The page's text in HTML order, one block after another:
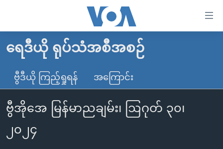
လွယ်ကူ
သည့်
Link
များ
ပင်မ
မူလစာမျက်နှာ
မြန်မာ
ကမ္ဘာ့သတင်းများ
နိုင်ငံတကာ
ဗွီဒီယို
ရပ်ဝန်းတခု လမ်းတခု အလွန်
ရေဒီယို ရုပ်သံအစီအစဉ်
ဗွီဒီယို ကြည့်ရှုရန် အကြောင်း
ဗွီအိုအေ မြန်မာညချမ်း၊ ဩဂုတ် ၃၀၊
၂၀၂၄